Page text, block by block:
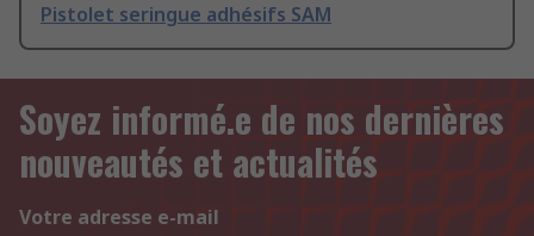
Pistolet seringue adhésifs SAM
Soyez informé.e de nos dernières
nouveautés et actualités
Votre adresse e-mail